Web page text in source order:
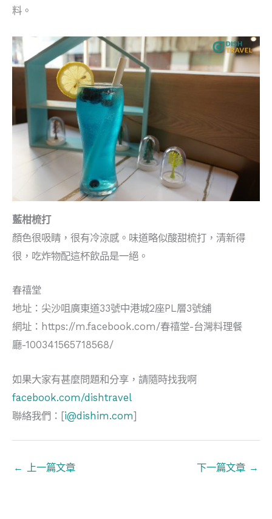
料。
藍柑梳打
顏色很吸睛，很有冷涼感。味道略似酸甜梳打，清新得
很，吃炸物配這杯飲品是一絕。
春禧堂
地址：尖沙咀廣東道33號中港城2座PL層3號舖
網址：https://m.facebook.com/春禧堂-台灣料理餐
廳-100341565718568/
如果大家有甚麼問題和分享，請隨時找我啊
facebook.com/dishtravel
聯絡我們：[i@dishim.com]
← 上一篇文章 下一篇文章 →